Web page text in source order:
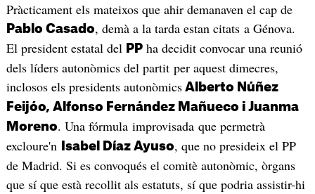
Pràcticament els mateixos que ahir demanaven el cap de
Pablo Casado, demà a la tarda estan citats a Génova.
El president estatal del PPha decidit convocar una reunió
dels líders autonòmics del partit per aquest dimecres,
inclosos els presidents autonòmicsAlberto Núñez
Feijóo, Alfonso Fernández Mañueco i Juanma
Moreno. Una fórmula improvisada que permetrà
excloure'n
Isabel Díaz Ayuso, que no presideix el PP
de Madrid. Si es convoqués el comitè autonòmic, òrgans
que sí que està recollit als estatuts, sí que podria assistir-hi